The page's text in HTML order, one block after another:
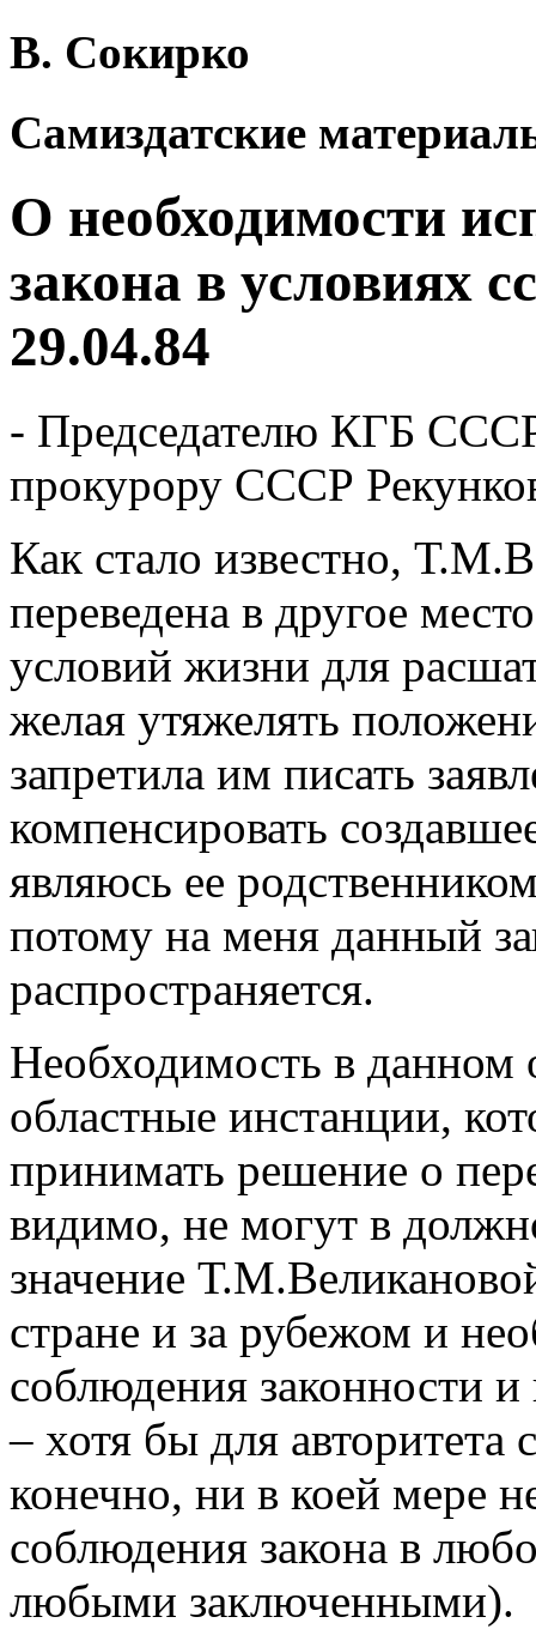
В. Сокирко
Самиздатские
О необходимости
закона в условиях
29.04.84
- Председателю КГБ
прокурору СССР
Как стало известно,
переведена в другое
условий жизни для
желая утяжелять
запретила им писать
компенсировать
являюсь ее
потому на меня данный
распространяется.
Необходимость в данном
областные инстанции,
принимать решение о
видимо, не могут в
значение
стране и за рубежом и
соблюдения законности
– хотя бы для авторитета
конечно, ни в коей мере
соблюдения закона в
любыми заключенными).